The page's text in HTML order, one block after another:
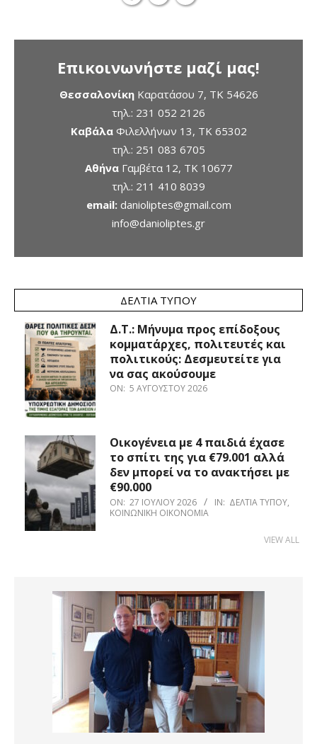
Επικοινωνήστε μαζί μας!
ΘεσσαλονίκηΚαρατάσου 7, TK 54626
τηλ.: 231 052 2126
ΚαβάλαΦιλελλήνων 13, ΤΚ 65302
τηλ.: 251 083 6705
ΑθήναΓαμβέτα 12, ΤΚ 10677
τηλ.: 211 410 8039
email: danioliptes@gmail.com
info@danioliptes.gr
ΔΕΛΤΊΑ ΤΎΠΟΥ
Δ.Τ.: Μήνυμα προς επίδοξους
κομματάρχες, πολιτευτές και
πολιτικούς: Δεσμευτείτε για
να σας ακούσουμε
ON: 5 ΑΥΓΟΎΣΤΟΥ 2026
Οικογένεια με 4 παιδιά έχασε
το σπίτι της για €79.001 αλλά
δεν μπορεί να το ανακτήσει με
€90.000
ON: 27 ΙΟΥΛΊΟΥ 2026 IN: ΔΕΛΤΊΑ ΤΎΠΟΥ,
ΚΟΙΝΩΝΙΚΉ ΟΙΚΟΝΟΜΊΑ
VIEW ALL